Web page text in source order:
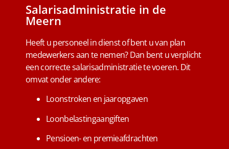
Salarisadministratie in de
Meern
Heeft u personeel in dienst of bent u van plan
medewerkers aan te nemen? Dan bent u verplicht
een correcte salarisadministratie te voeren. Dit
omvat onder andere:
Loonstroken en jaaropgaven
Loonbelastingaangiften
Pensioen- en premieafdrachten